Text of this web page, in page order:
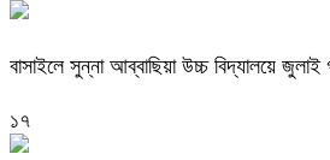
বাসাইলে সুন্না আব্বাছিয়া উচ্চ বিদ্যালয়ে
১৭